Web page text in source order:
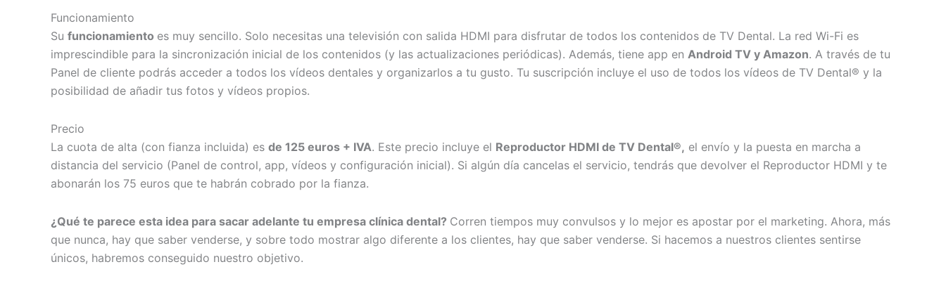
Funcionamiento
Su funcionamiento es muy sencillo. Solo necesitas una televisión con salida HDMI para disfrutar de todos los contenidos de TV Dental. La red Wi-Fi es
imprescindible para la sincronización inicial de los contenidos (y las actualizaciones periódicas). Además, tiene app en Android TV y Amazon. A través de tu
Panel de cliente podrás acceder a todos los vídeos dentales y organizarlos a tu gusto. Tu suscripción incluye el uso de todos los vídeos de TV Dental® y la
posibilidad de añadir tus fotos y vídeos propios.
Precio
La cuota de alta (con fianza incluida) es de 125 euros + IVA. Este precio incluye el Reproductor HDMI de TV Dental®, el envío y la puesta en marcha a
distancia del servicio (Panel de control, app, vídeos y configuración inicial). Si algún día cancelas el servicio, tendrás que devolver el Reproductor HDMI y te
abonarán los 75 euros que te habrán cobrado por la fianza.
¿Qué te parece esta idea para sacar adelante tu empresa clínica dental? Corren tiempos muy convulsos y lo mejor es apostar por el marketing. Ahora, más
que nunca, hay que saber venderse, y sobre todo mostrar algo diferente a los clientes, hay que saber venderse. Si hacemos a nuestros clientes sentirse
únicos, habremos conseguido nuestro objetivo.